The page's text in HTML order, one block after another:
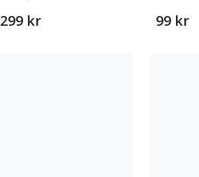
299 kr 99 kr